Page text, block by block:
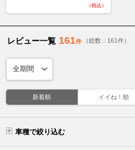
（税込）
レビュー一覧 161件 （総数：161件）
新着順 イイね！順
車種で絞り込む